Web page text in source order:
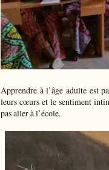
Apprendre à l’âge adulte est
leurs cœurs et le sentiment
pas aller à l’école.